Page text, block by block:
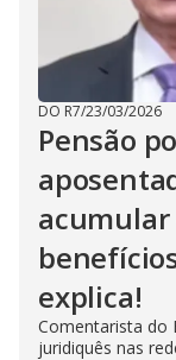
DO R7/23/03/2026
Pensão
acumular
explica!
Comentarista do
juridiquês nas